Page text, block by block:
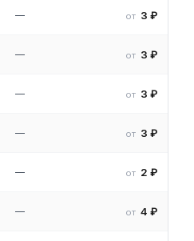
— от 3 ₽
— от 3 ₽
— от 3 ₽
— от 3 ₽
— от 2 ₽
— от 4 ₽